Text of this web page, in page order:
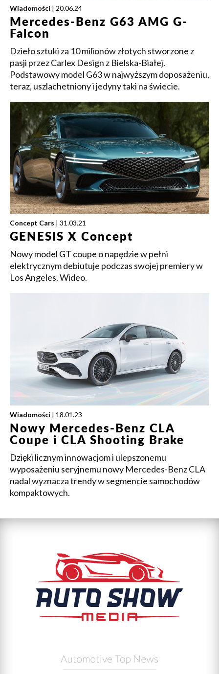
Wiadomości | 20.06.24
Mercedes-Benz G63 AMG G-
Falcon
Dzieło sztuki za 10 milionów złotych stworzone z
pasji przez Carlex Design z Bielska-Białej.
Podstawowy model G63 w najwyższym doposażeniu,
teraz, uszlachetniony i jedyny taki na świecie.
Concept Cars | 31.03.21
GENESIS X Concept
Nowy model GT coupe o napędzie w pełni
elektrycznym debiutuje podczas swojej premiery w
Los Angeles. Wideo.
Wiadomości | 18.01.23
Nowy Mercedes-Benz CLA
Coupe i CLA Shooting Brake
Dzięki licznym innowacjom i ulepszonemu
wyposażeniu seryjnemu nowy Mercedes-Benz CLA
nadal wyznacza trendy w segmencie samochodów
kompaktowych.